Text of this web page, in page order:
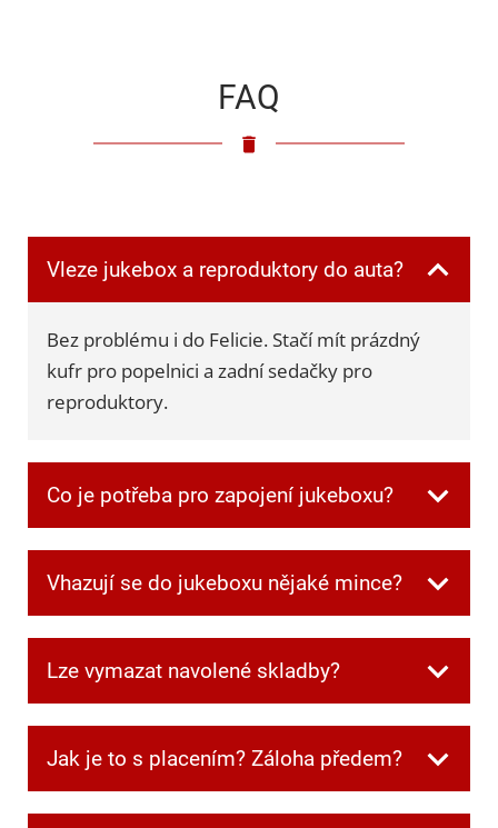
FAQ
Vleze jukebox a reproduktory do auta?
Bez problému i do Felicie. Stačí mít prázdný
kufr pro popelnici a zadní sedačky pro
reproduktory.
Co je potřeba pro zapojení jukeboxu?
převzetí. Jen je potřeba mít jednu zásuvku
reprobedny.
Vhazují se do jukeboxu nějaké mince?
kredity.
Lze vymazat navolené skladby?
ostatní nechtějí poslouchat, můžete frontu
Jak je to s placením? Záloha předem?